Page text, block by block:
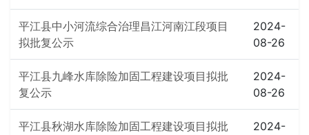
平江县中小河流综合治理昌江河南江段项目
拟批复公示
2024-
08-26
平江县九峰水库除险加固工程建设项目拟批
复公示
2024-
08-26
平江县秋湖水库除险加固工程建设项目拟批
2024-